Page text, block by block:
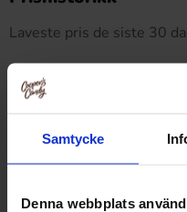
Samtycke
Denna webbplats
Laveste pris de siste 30